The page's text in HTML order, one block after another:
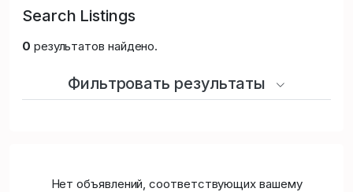
Search Listings
0 результатов найдено.
Фильтровать результаты
Нет объявлений, соответствующих вашему